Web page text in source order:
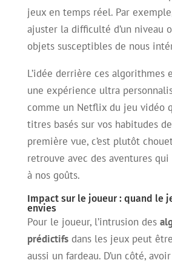
jeux en temps réel. Par
ajuster la difficulté d’un niveau
objets susceptibles de nous
L’idée derrière ces algorithmes
une expérience ultra
comme un Netflix du jeu vidéo
titres basés sur vos habitudes
première vue, c’est plutôt
retrouve avec des aventures
à nos goûts.
Impact sur le joueur : quand le
envies
Pour le joueur, l’intrusion des
prédictifsdans les jeux peut
aussi un fardeau. D’un côté,